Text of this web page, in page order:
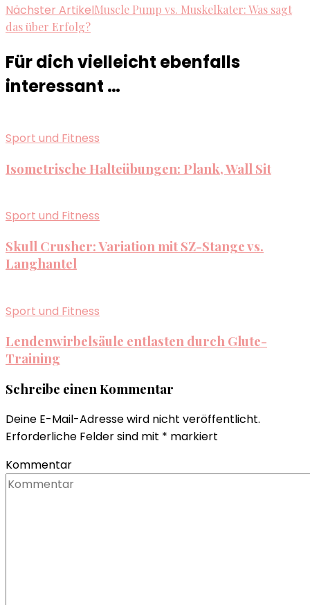
Nächster ArtikelMuscle Pump vs. Muskelkater: Was sagt
das über Erfolg?
Für dich vielleicht ebenfalls
interessant …
Sport und Fitness
Isometrische Halteübungen: Plank, Wall Sit
Sport und Fitness
Skull Crusher: Variation mit SZ-Stange vs.
Langhantel
Sport und Fitness
Lendenwirbelsäule entlasten durch Glute-
Training
Schreibe einen Kommentar
Deine E-Mail-Adresse wird nicht veröffentlicht.
Erforderliche Felder sind mit * markiert
Kommentar